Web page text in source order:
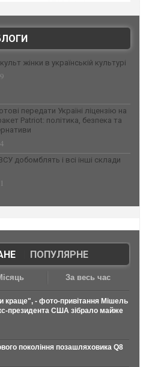
жінки в українській культурі
передати Україні ліцензію на
Patriot: політика, безпека та
добомблять і всі інші склади
| ПОПУЛЯРНЕ
За весь час
краще", - фото-привітання Мішель
президента США зібрало майже
покоління позашляховика Q8